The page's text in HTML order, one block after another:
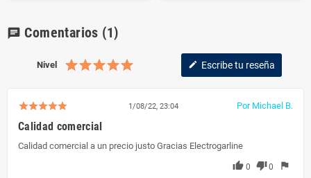
chat Comentarios (1)
Nivel edit Escribe tu reseña
1/08/22, 23:04 Por Michael B.
Calidad comercial
Calidad comercial a un precio justo Gracias Electrogarline
thumb_up 0 thumb_down0 flag